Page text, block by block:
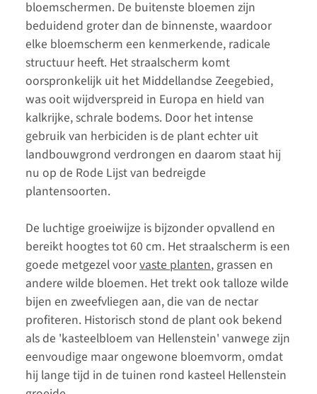
bloemschermen. De buitenste bloemen zijn
beduidend groter dan de binnenste, waardoor
elke bloemscherm een kenmerkende, radicale
structuur heeft. Het straalscherm komt
oorspronkelijk uit het Middellandse Zeegebied,
was ooit wijdverspreid in Europa en hield van
kalkrijke, schrale bodems. Door het intense
gebruik van herbiciden is de plant echter uit
landbouwgrond verdrongen en daarom staat hij
nu op de Rode Lijst van bedreigde
plantensoorten.
De luchtige groeiwijze is bijzonder opvallend en
bereikt hoogtes tot 60 cm. Het straalscherm is een
goede metgezel voorvaste planten, grassen en
andere wilde bloemen. Het trekt ook talloze wilde
bijen en zweefvliegen aan, die van de nectar
profiteren. Historisch stond de plant ook bekend
als de 'kasteelbloem van Hellenstein' vanwege zijn
eenvoudige maar ongewone bloemvorm, omdat
hij lange tijd in de tuinen rond kasteel Hellenstein